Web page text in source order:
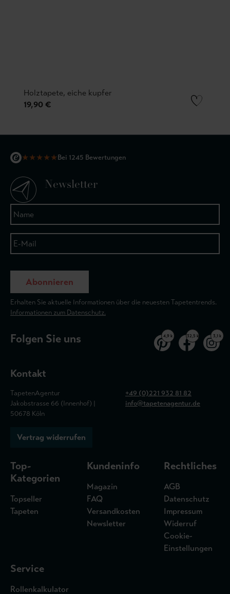
Holztapete, eiche kupfer
19,90 €
★★★★★Bei 1245 Bewertungen
Newsletter
Abonnieren
Erhalten Sie aktuelle Informationen über die neuesten Tapetentrends.
Informationen zum Datenschutz.
Folgen Sie uns 4,9 k 32,5 k 3,1 k
Kontakt
TapetenAgentur
Jakobstrasse 66 (Innenhof) |
50678 Köln
+49 (0)221 932 81 82
info@tapetenagentur.de
Vertrag widerrufen
Top-
Kategorien
Topseller
Tapeten
Kundeninfo
Magazin
FAQ
Versandkosten
Newsletter
Rechtliches
AGB
Datenschutz
Impressum
Widerruf
Cookie-
Einstellungen
Service
Rollenkalkulator